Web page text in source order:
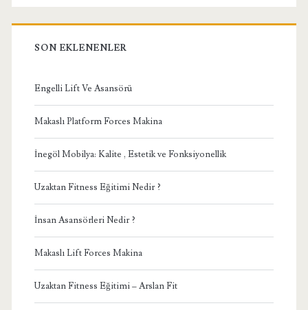
SON EKLENENLER
Engelli Lift Ve Asansörü
Makaslı Platform Forces Makina
İnegöl Mobilya: Kalite , Estetik ve Fonksiyonellik
Uzaktan Fitness Eğitimi Nedir ?
İnsan Asansörleri Nedir ?
Makaslı Lift Forces Makina
Uzaktan Fitness Eğitimi – Arslan Fit